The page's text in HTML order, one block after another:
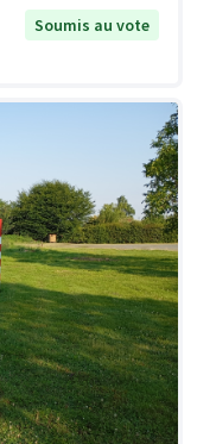
Soumis au vote